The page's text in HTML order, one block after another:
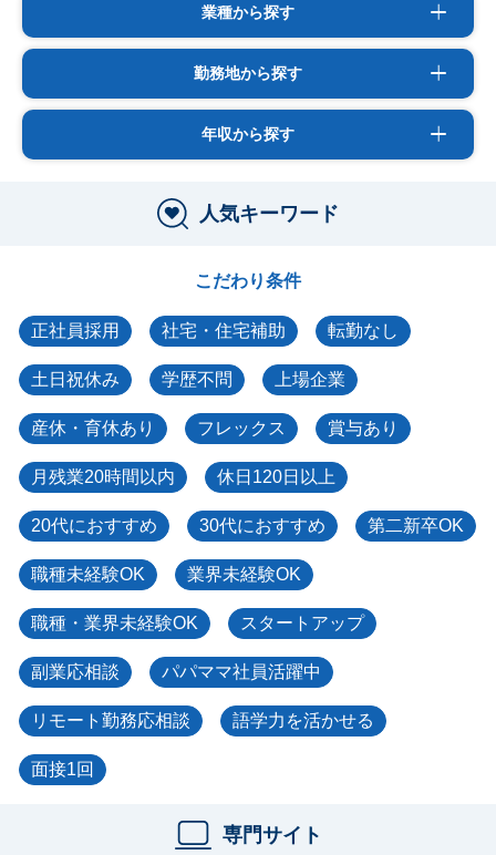
業種から探す
勤務地から探す
年収から探す
人気キーワード
こだわり条件
正社員採用 社宅・住宅補助 転勤なし
土日祝休み 学歴不問 上場企業
産休・育休あり フレックス 賞与あり
月残業20時間以内 休日120日以上
20代におすすめ 30代におすすめ 第二新卒OK
職種未経験OK 業界未経験OK
職種・業界未経験OK スタートアップ
副業応相談 パパママ社員活躍中
リモート勤務応相談 語学力を活かせる
面接1回
専門サイト